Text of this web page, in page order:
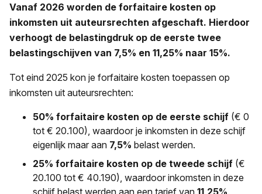
Vanaf 2026 worden de forfaitaire kosten op
inkomsten uit auteursrechten afgeschaft. Hierdoor
verhoogt de belastingdruk op de eerste twee
belastingschijven van 7,5% en 11,25% naar 15%.
Tot eind 2025 kon je forfaitaire kosten toepassen op
inkomsten uit auteursrechten:
50% forfaitaire kosten op de eerste schijf (€ 0
tot € 20.100), waardoor je inkomsten in deze schijf
eigenlijk maar aan 7,5% belast werden.
25% forfaitaire kosten op de tweede schijf (€
20.100 tot € 40.190), waardoor inkomsten in deze
schijf belast werden aan een tarief van 11,25%